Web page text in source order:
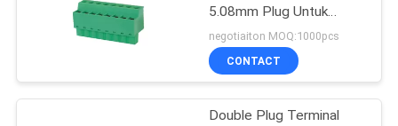
PENAWARAN
5.08mm Plug Untuk
Mesin Otomasi
negotiaiton MOQ:1000pcs
CONTACT
Double Plug Terminal